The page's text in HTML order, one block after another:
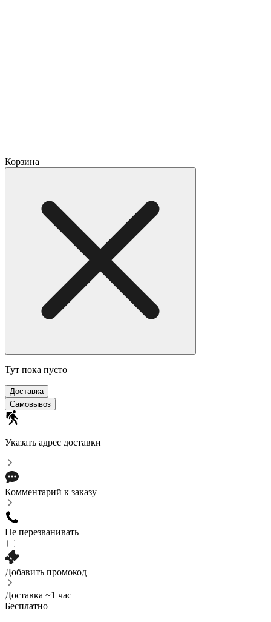
Корзина
Тут пока пусто
Доставка
Самовывоз
Указать адрес доставки
Комментарий к заказу
Не перезванивать
Добавить промокод
Доставка ~1 час
Бесплатно